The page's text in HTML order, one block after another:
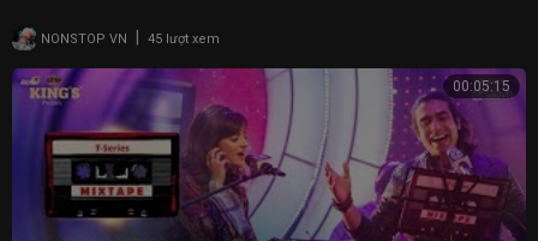
NONSTOP VN 45 lượt xem
00:05:15